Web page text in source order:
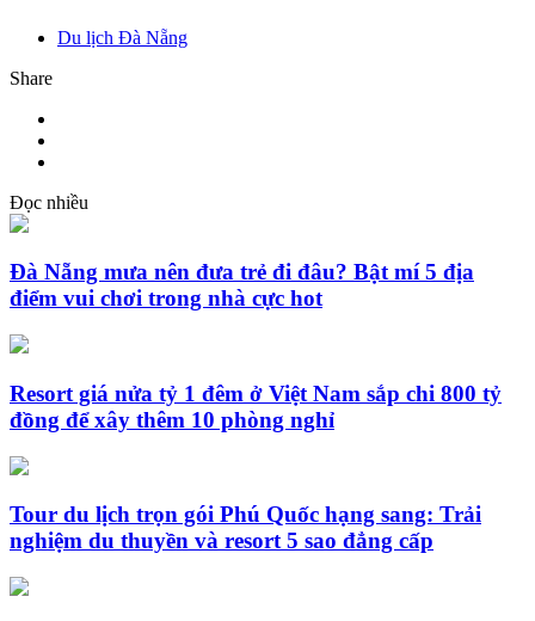
Du lịch Đà Nẵng
Share
Đọc nhiều
Đà Nẵng mưa nên đưa trẻ đi đâu? Bật mí 5 địa
điểm vui chơi trong nhà cực hot
Resort giá nửa tỷ 1 đêm ở Việt Nam sắp chi 800 tỷ
đồng để xây thêm 10 phòng nghỉ
Tour du lịch trọn gói Phú Quốc hạng sang: Trải
nghiệm du thuyền và resort 5 sao đẳng cấp